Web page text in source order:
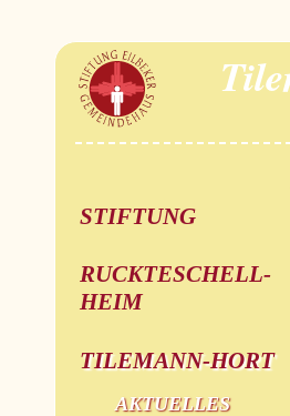
STIFTUNG
RUCKTESCHELL-
HEIM
TILEMANN-HORT
AKTUELLES